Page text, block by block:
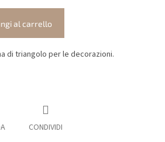
al carrello
di triangolo per le decorazioni.
CONDIVIDI